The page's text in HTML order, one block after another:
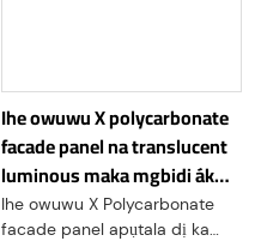
Ihe owuwu X polycarbonate
facade panel na translucent
luminous maka mgbidi ákwà
mgbochi
Ihe owuwu X Polycarbonate
facade panel apụtala dị ka